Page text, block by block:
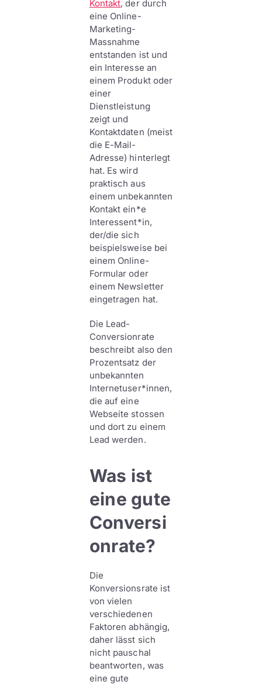
Kontakt, der durch
eine Online-
Marketing-
Massnahme
entstanden ist und
ein Interesse an
einem Produkt oder
einer
Dienstleistung
zeigt und
Kontaktdaten (meist
die E-Mail-
Adresse) hinterlegt
hat. Es wird
praktisch aus
einem unbekannten
Kontakt ein*e
Interessent*in,
der/die sich
beispielsweise bei
einem Online-
Formular oder
einem Newsletter
eingetragen hat.
Die Lead-
Conversionrate
beschreibt also den
Prozentsatz der
unbekannten
Internetuser*innen,
die auf eine
Webseite stossen
und dort zu einem
Lead werden.
Was ist
eine gute
Conversi
onrate?
Die
Konversionsrate ist
von vielen
verschiedenen
Faktoren abhängig,
daher lässt sich
nicht pauschal
beantworten, was
eine gute